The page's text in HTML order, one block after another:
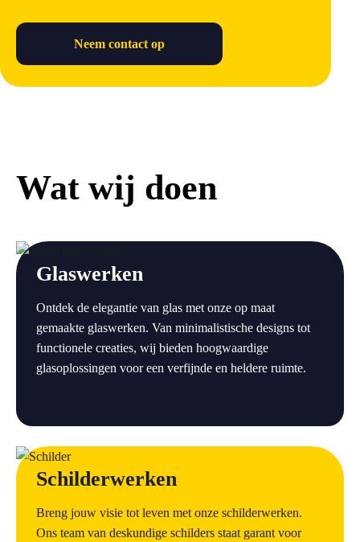
Neem contact op
Wat wij doen
Glaswerken
Ontdek de elegantie van glas met onze op maat
gemaakte glaswerken. Van minimalistische designs tot
functionele creaties, wij bieden hoogwaardige
glasoplossingen voor een verfijnde en heldere ruimte.
a
Schilderwerken
Breng jouw visie tot leven met onze schilderwerken.
Ons team van deskundige schilders staat garant voor
a